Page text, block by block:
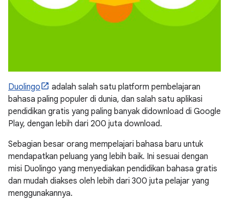
Duolingo
adalah salah satu platform pembelajaran
bahasa paling populer di dunia, dan salah satu aplikasi
pendidikan gratis yang paling banyak didownload di Google
Play, dengan lebih dari 200 juta download.
Sebagian besar orang mempelajari bahasa baru untuk
mendapatkan peluang yang lebih baik. Ini sesuai dengan
misi Duolingo yang menyediakan pendidikan bahasa gratis
dan mudah diakses oleh lebih dari 300 juta pelajar yang
menggunakannya.